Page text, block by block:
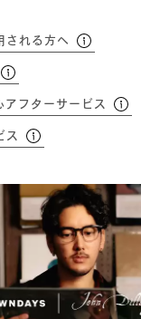
される方へ
アフターサービス
ス